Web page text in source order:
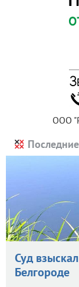
ООО
Суд
Белгороде